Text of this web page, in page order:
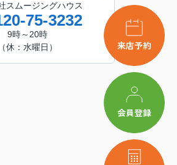
来店予約
会員登録
スムージングハウス
75-3232
9時～20時
（休：水曜日）